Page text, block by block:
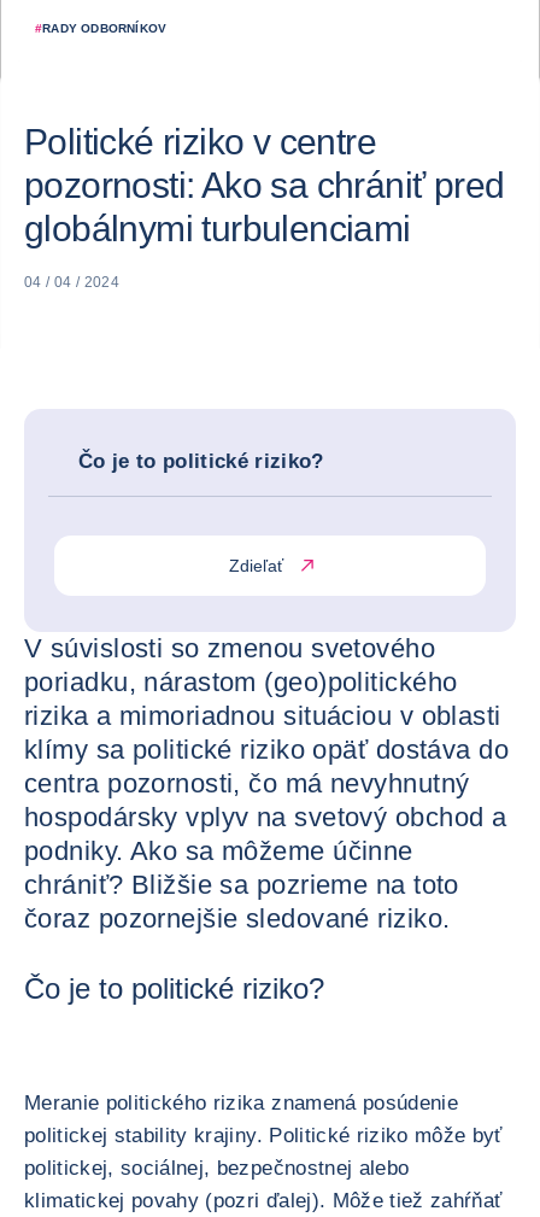
#RADY ODBORNÍKOV
Politické riziko v centre
pozornosti: Ako sa chrániť pred
globálnymi turbulenciami
04 / 04 / 2024
Čo je to politické riziko?
Zdieľať
V súvislosti so zmenou svetového
poriadku, nárastom (geo)politického
rizika a mimoriadnou situáciou v oblasti
klímy sa politické riziko opäť dostáva do
centra pozornosti, čo má nevyhnutný
hospodársky vplyv na svetový obchod a
podniky. Ako sa môžeme účinne
chrániť? Bližšie sa pozrieme na toto
čoraz pozornejšie sledované riziko.
Čo je to politické riziko?
Meranie politického rizika znamená posúdenie
politickej stability krajiny. Politické riziko môže byť
politickej, sociálnej, bezpečnostnej alebo
klimatickej povahy (pozri ďalej). Môže tiež zahŕňať